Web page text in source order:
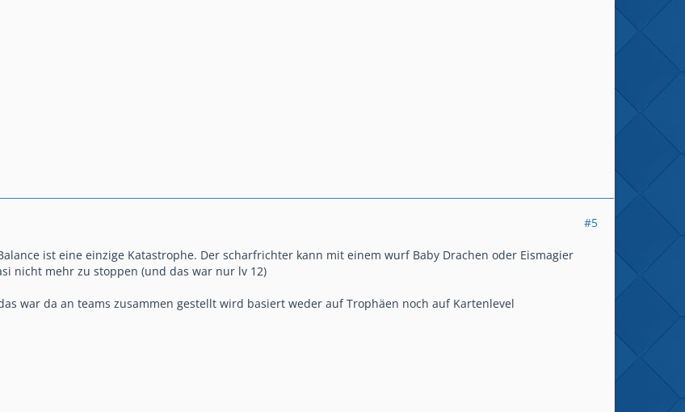
#5
ist eine einzige Katastrophe. Der scharfrichter kann mit einem wurf Baby Drachen oder Eismagier
nicht mehr zu stoppen (und das war nur lv 12)
war da an teams zusammen gestellt wird basiert weder auf Trophäen noch auf Kartenlevel